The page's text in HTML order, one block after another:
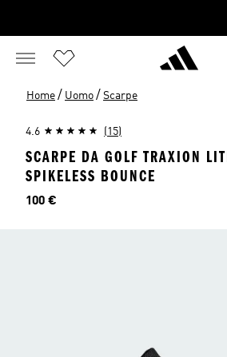
Home / Uomo / Scarpe
4.6 (15)
SCARPE DA GOLF TRAXION
SPIKELESS BOUNCE
Prezzo
100 €